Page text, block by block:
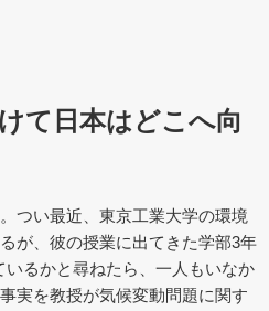
て日本はどこへ向
つい最近、東京工業大学の環境
が、彼の授業に出てきた学部3年
るかと尋ねたら、一人もいなか
実を教授が気候変動問題に関す